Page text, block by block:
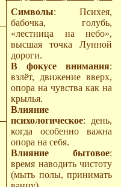
Символы: Психея,
бабочка, голубь,
«лестница на небо»,
высшая точка Лунной
дороги.
В фокусе внимания:
взлёт, движение вверх,
опора на чувства как на
крылья.
Влияние
психологическое: день,
когда особенно важна
опора на себя.
Влияние бытовое:
время наводить чистоту
(мыть полы, принимать